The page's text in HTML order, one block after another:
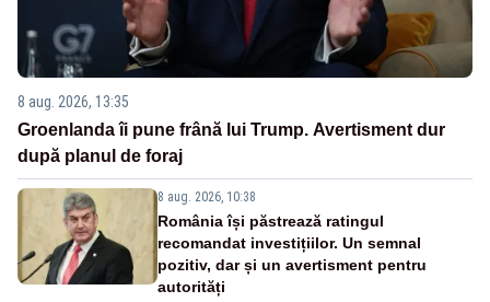
8 aug. 2026, 13:35
Groenlanda îi pune frână lui Trump. Avertisment dur
după planul de foraj
8 aug. 2026, 10:38
România își păstrează ratingul
recomandat investițiilor. Un semnal
pozitiv, dar și un avertisment pentru
autorități